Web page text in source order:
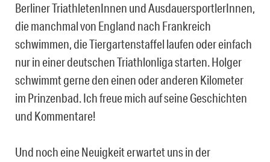
Berliner TriathletenInnen und AusdauersportlerInnen,
die manchmal von England nach Frankreich
schwimmen, die Tiergartenstaffel laufen oder einfach
nur in einer deutschen Triathlonliga starten. Holger
schwimmt gerne den einen oder anderen Kilometer
im Prinzenbad. Ich freue mich auf seine Geschichten
und Kommentare!
Und noch eine Neuigkeit erwartet uns in der